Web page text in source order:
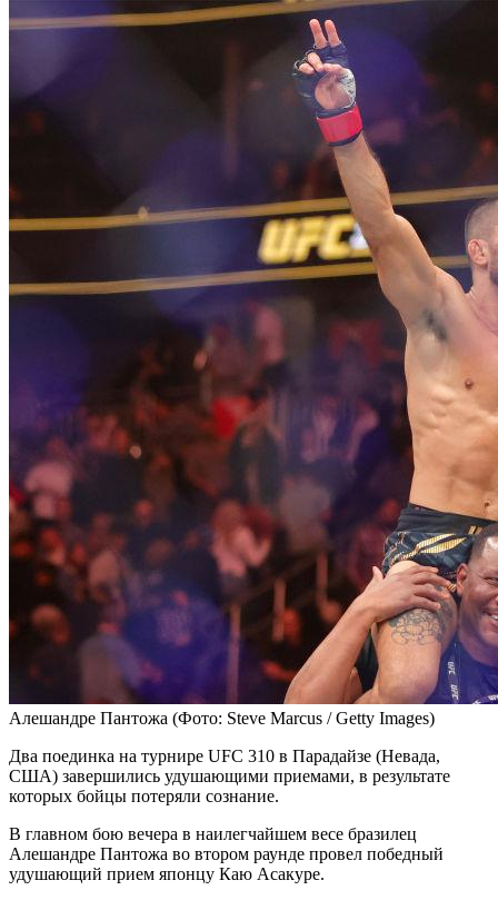
Алешандре Пантожа (Фото: Steve Marcus / Getty Images)
Два поединка на турнире UFC 310 в Парадайзе (Невада,
США) завершились удушающими приемами, в результате
которых бойцы потеряли сознание.
В главном бою вечера в наилегчайшем весе бразилец
Алешандре Пантожа во втором раунде провел победный
удушающий прием японцу Каю Асакуре.